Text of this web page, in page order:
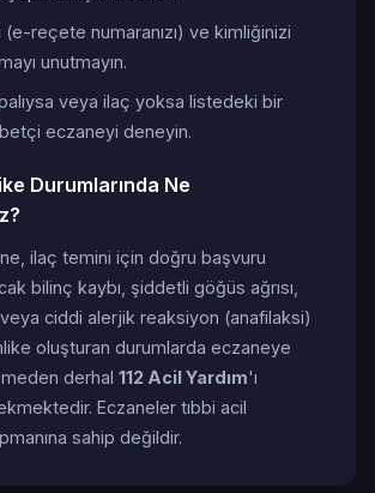
reçete numaranızı) ve kimliğinizi
unutmayın.
veya ilaç yoksa listedeki bir
eczaneyi deneyin.
Durumlarında Ne
ilaç temini için doğru başvuru
bilinç kaybı, şiddetli göğüs ağrısı,
ciddi alerjik reaksiyon (anafilaksi)
oluşturan durumlarda eczaneye
derhal 112 Acil Yardım'ı
Eczaneler tıbbi acil
sahip değildir.